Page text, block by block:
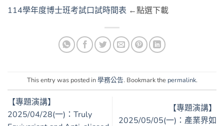
114學年度博士班考試口試時間表 ←點選下載
This entry was posted in學務公告. Bookmark the permalink.
【專題演講】
2025/04/28(一)：Truly
【專題演講】
2025/05/05(一)：產業界如